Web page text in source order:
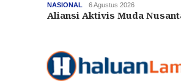
NASIONAL 6 Agustus 2026
Aliansi Aktivis Muda